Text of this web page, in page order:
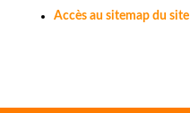
Accès au sitemap du site